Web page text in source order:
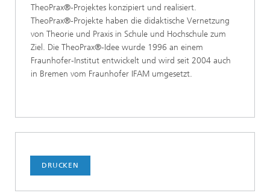
TheoPrax®-Projektes konzipiert und realisiert.
TheoPrax®-Projekte haben die didaktische Vernetzung
von Theorie und Praxis in Schule und Hochschule zum
Ziel. Die TheoPrax®-Idee wurde 1996 an einem
Fraunhofer-Institut entwickelt und wird seit 2004 auch
in Bremen vom Fraunhofer IFAM umgesetzt.
DRUCKEN